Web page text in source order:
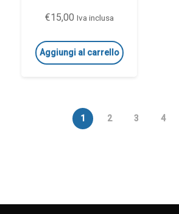
€15,00 Iva inclusa
Aggiungi al carrello
1 2 3 4